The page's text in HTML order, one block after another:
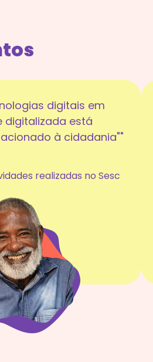
digitais em
digitalizada está
à cidadania""
realizadas no Sesc